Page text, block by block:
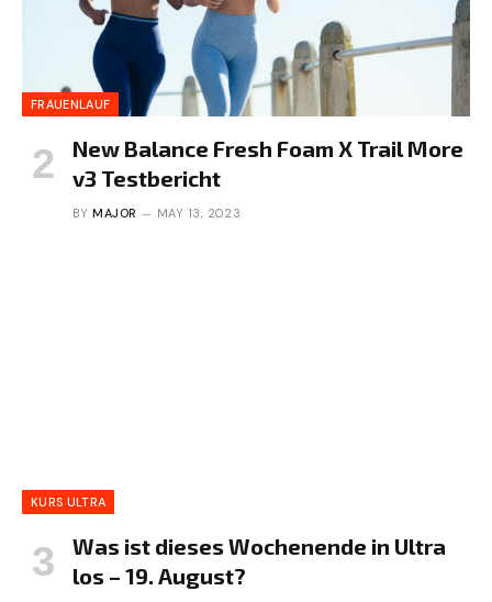
FRAUENLAUF
New Balance Fresh Foam X Trail More
v3 Testbericht
BY MAJOR MAY 13, 2023
KURS ULTRA
Was ist dieses Wochenende in Ultra
los – 19. August?